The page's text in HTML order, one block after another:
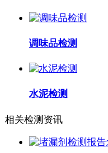
调味品检测
水泥检测
相关检测资讯